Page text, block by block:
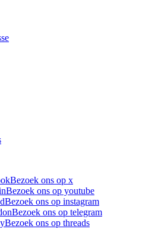
Bezoek ons op x
Bezoek ons op youtube
Bezoek ons op instagram
Bezoek ons op telegram
Bezoek ons op threads